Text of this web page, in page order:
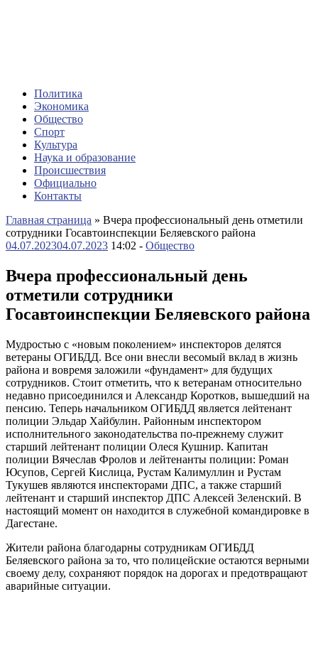
Политика
Экономика
Общество
Спорт
Культура
Наука и образование
Происшествия
Официально
Контакты
Главная страница » Вчера профессиональный день отметили
сотрудники Госавтоинспекции Беляевского района
04.07.202304.07.2023 14:02 - Общество
Вчера профессиональный день
отметили сотрудники
Госавтоинспекции Беляевского района
Мудростью с «новым поколением» инспекторов делятся
ветераны ОГИБДД. Все они внесли весомый вклад в жизнь
района и вовремя заложили «фундамент» для будущих
сотрудников. Стоит отметить, что к ветеранам относительно
недавно присоединился и Александр Коротков, вышедший на
пенсию. Теперь начальником ОГИБДД является лейтенант
полиции Эльдар Хайбулин. Районным инспектором
исполнительного законодательства по-прежнему служит
старший лейтенант полиции Олеся Кушнир. Капитан
полиции Вячеслав Фролов и лейтенанты полиции: Роман
Юсупов, Сергей Кислица, Рустам Калимуллин и Рустам
Тукушев являются инспекторами ДПС, а также старший
лейтенант и старший инспектор ДПС Алексей Зеленский. В
настоящий момент он находится в служебной командировке в
Дагестане.
Жители района благодарны сотрудникам ОГИБДД
Беляевского района за то, что полицейские остаются верными
своему делу, сохраняют порядок на дорогах и предотвращают
аварийные ситуации.